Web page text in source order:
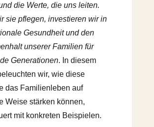
die Werte, die uns leiten.
sie pflegen, investieren wir in
Gesundheit und den
unserer Familien für
Generationen. In diesem
wir, wie diese
das Familienleben auf
Weise stärken können,
mit konkreten Beispielen.